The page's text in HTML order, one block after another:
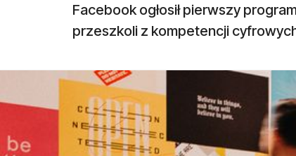
Facebook ogłosił pierwszy
przeszkoli z kompetencji